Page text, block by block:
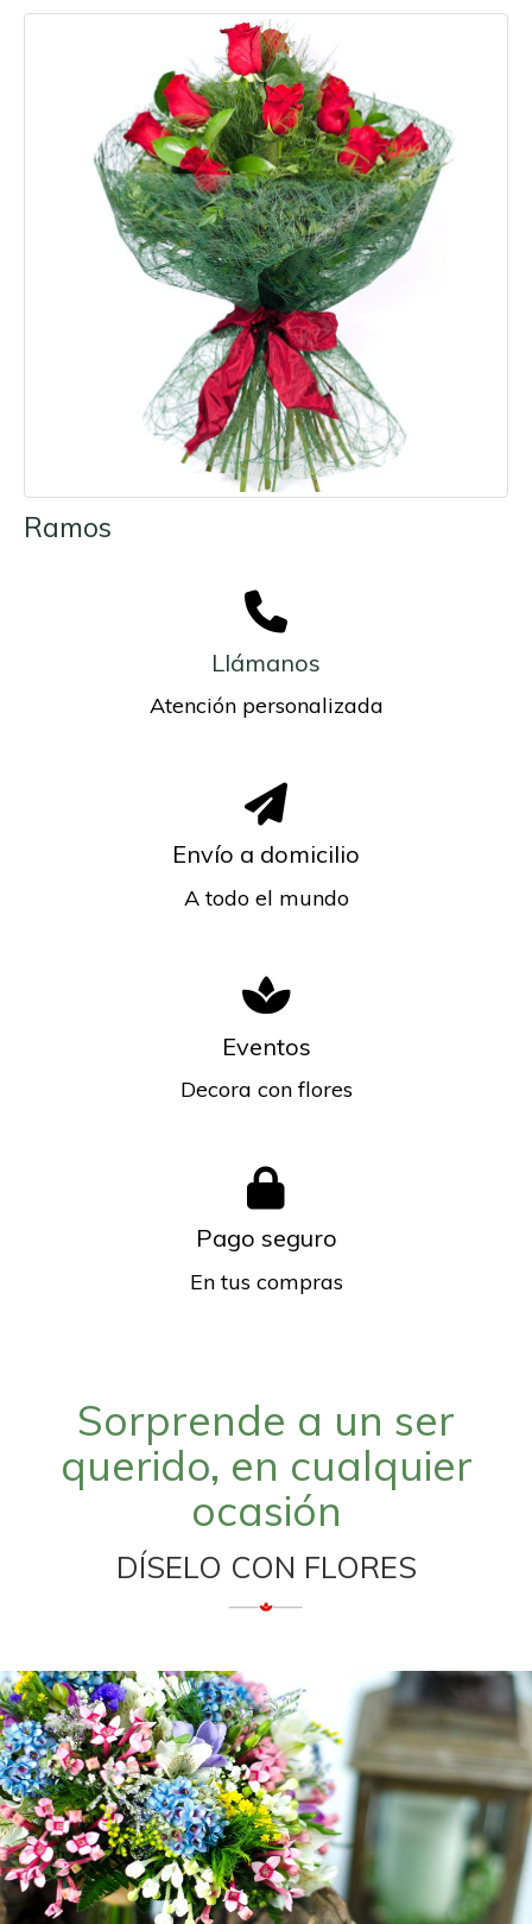
Ramos
Llámanos
Atención personalizada
Envío a domicilio
A todo el mundo
Eventos
Decora con flores
Pago seguro
En tus compras
Sorprende a un ser
querido, en cualquier
ocasión
DÍSELO CON FLORES